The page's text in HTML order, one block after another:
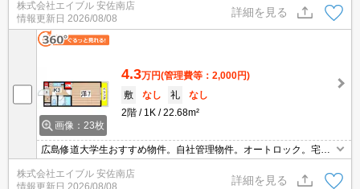
ンロ付。引越指定業者あり。敷金・礼金なし。スーパーが近く(420
m)買物便利。
株式会社エイブル 安佐南店
情報更新日 2026/08/08
詳細を見る
画像：23枚
4.3万円(管理費等：2,000円)
敷
なし 礼
なし
2階
1K 22.68m²
広島修道大学生おすすめ物件。自社管理物件。オートロック。宅配
付。室内物干しあり。ウォンツまで240m。スーパーへ240m。引越
株式会社エイブル 安佐南店
情報更新日 2026/08/08
詳細を見る